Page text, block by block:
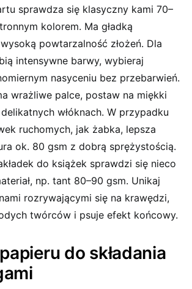
sprawdza się klasyczny kami 70–
kolorem. Ma gładką
powtarzalność złożeń. Dla
intensywne barwy, wybieraj
nasyceniu bez przebarwień.
wrażliwe palce, postaw na miękki
włóknach. W przypadku
ruchomych, jak żabka, lepsza
ok. 80 gsm z dobrą sprężystością.
do książek sprawdzi się nieco
np. tant 80–90 gsm. Unikaj
rozrywającymi się na krawędzi,
twórców i psuje efekt końcowy.
do składania